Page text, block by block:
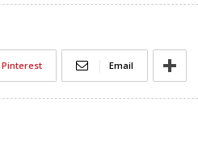
Pinterest Email